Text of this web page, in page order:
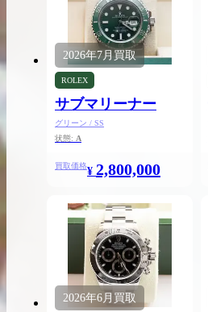
LINE査定
2026年7月買取
ROLEX
サブマリーナー
グリーン / SS
状態: A
買取価格¥ 2,800,000
2026年6月 買取